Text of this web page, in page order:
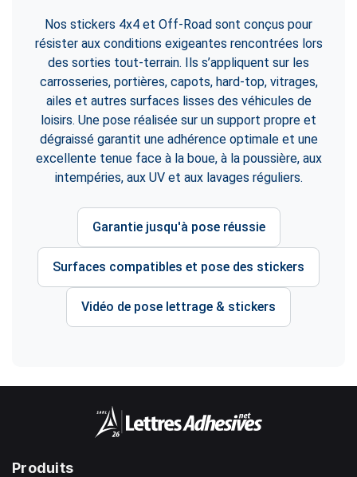
Nos stickers 4x4 et Off-Road sont conçus pour
résister aux conditions exigeantes rencontrées lors
des sorties tout-terrain. Ils s’appliquent sur les
carrosseries, portières, capots, hard-top, vitrages,
ailes et autres surfaces lisses des véhicules de
loisirs. Une pose réalisée sur un support propre et
dégraissé garantit une adhérence optimale et une
excellente tenue face à la boue, à la poussière, aux
intempéries, aux UV et aux lavages réguliers.
Garantie jusqu'à pose réussie
Surfaces compatibles et pose des stickers
Vidéo de pose lettrage & stickers
Produits